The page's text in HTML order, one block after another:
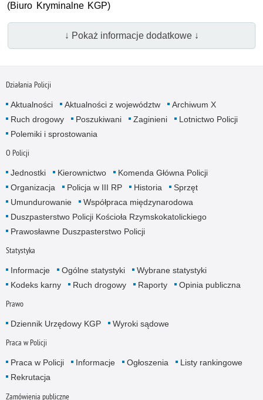
(Biuro Kryminalne KGP)
↓ Pokaż informacje dodatkowe ↓
Działania Policji
Aktualności Aktualności z województw
Archiwum X
Ruch drogowy
Poszukiwani Zaginieni
Lotnictwo Policji
Polemiki i sprostowania
O Policji
Jednostki Kierownictwo
Komenda Główna Policji
Organizacja
Policja w III RP Historia
Sprzęt
Umundurowanie
Współpraca międzynarodowa
Duszpasterstwo Policji Kościoła Rzymskokatolickiego
Prawosławne Duszpasterstwo Policji
Statystyka
Informacje Ogólne statystyki
Wybrane statystyki
Kodeks karny
Ruch drogowy Raporty Opinia publiczna
Prawo
Dziennik Urzędowy KGP Wyroki sądowe
Praca w Policji
Praca w Policji Informacje Ogłoszenia
Listy rankingowe
Rekrutacja
Zamówienia publiczne